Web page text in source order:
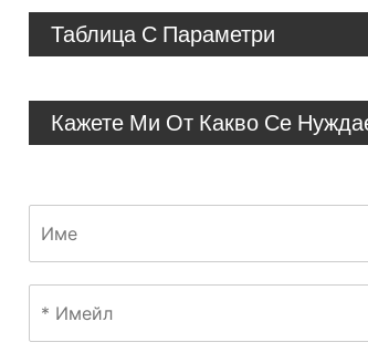
Таблица С Параметри
Кажете Ми От Какво Се